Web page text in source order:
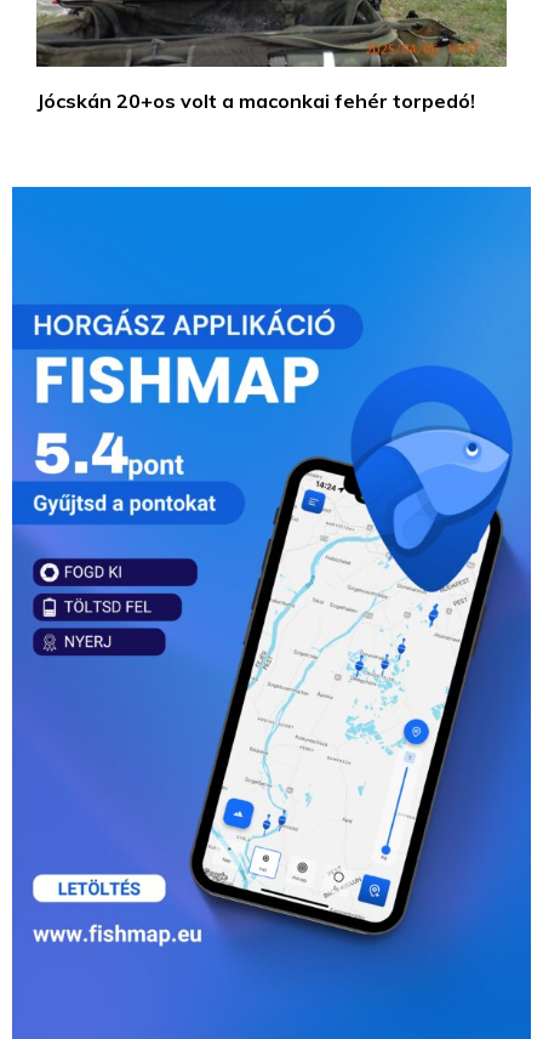
Jócskán 20+os volt a maconkai fehér torpedó!